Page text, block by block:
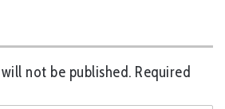
not be published. Required